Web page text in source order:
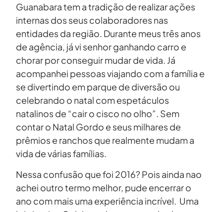
Guanabara tem a tradição de realizar ações
internas dos seus colaboradores nas
entidades da região. Durante meus três anos
de agência, já vi senhor ganhando carro e
chorar por conseguir mudar de vida. Já
acompanhei pessoas viajando com a família e
se divertindo em parque de diversão ou
celebrando o natal com espetáculos
natalinos de “cair o cisco no olho”. Sem
contar o Natal Gordo e seus milhares de
prêmios e ranchos que realmente mudam a
vida de várias famílias.
Nessa confusão que foi 2016? Pois ainda nao
achei outro termo melhor, pude encerrar o
ano com mais uma experiência incrível. Uma